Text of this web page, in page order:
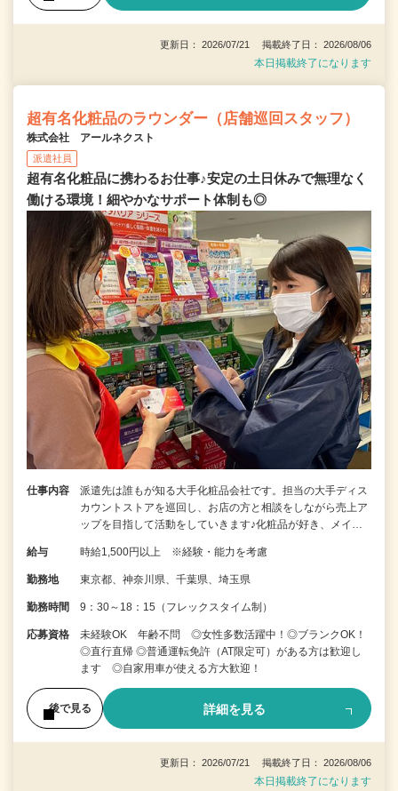
更新日： 2026/07/21 掲載終了日： 2026/08/06
本日掲載終了になります
超有名化粧品のラウンダー（店舗巡回スタッフ）
株式会社 アールネクスト
派遣社員
超有名化粧品に携わるお仕事♪安定の土日休みで無理なく
働ける環境！細やかなサポート体制も◎
仕事内容
派遣先は誰もが知る大手化粧品会社です。担当の大手ディス
カウントストアを巡回し、お店の方と相談をしながら売上ア
ップを目指して活動をしていきます♪化粧品が好き、メイ…
給与 時給1,500円以上 ※経験・能力を考慮
勤務地 東京都、神奈川県、千葉県、埼玉県
勤務時間 9：30～18：15（フレックスタイム制）
応募資格
未経験OK 年齢不問 ◎女性多数活躍中！◎ブランクOK！
◎直行直帰 ◎普通運転免許（AT限定可）がある方は歓迎し
ます ◎自家用車が使える方大歓迎！
後で見る 詳細を見る
更新日： 2026/07/21 掲載終了日： 2026/08/06
本日掲載終了になります